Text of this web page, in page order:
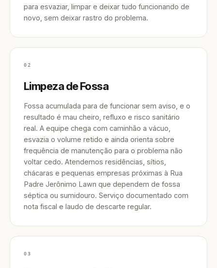
para esvaziar, limpar e deixar tudo funcionando de
novo, sem deixar rastro do problema.
02
Limpeza de Fossa
Fossa acumulada para de funcionar sem aviso, e o
resultado é mau cheiro, refluxo e risco sanitário
real. A equipe chega com caminhão a vácuo,
esvazia o volume retido e ainda orienta sobre
frequência de manutenção para o problema não
voltar cedo. Atendemos residências, sítios,
chácaras e pequenas empresas próximas à Rua
Padre Jerônimo Lawn que dependem de fossa
séptica ou sumidouro. Serviço documentado com
nota fiscal e laudo de descarte regular.
03